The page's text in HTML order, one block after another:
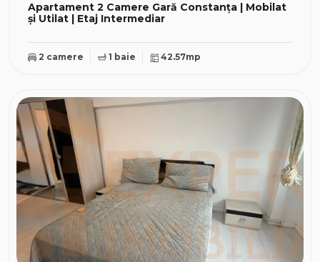
Apartament 2 Camere Gară Constanța | Mobilat
și Utilat | Etaj Intermediar
2 camere 1 baie 42.57mp